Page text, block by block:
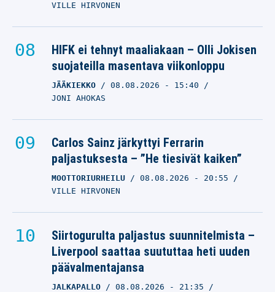
VILLE HIRVONEN
HIFK ei tehnyt maaliakaan – Olli Jokisen
suojateilla masentava viikonloppu
JÄÄKIEKKO 08.08.2026 - 15:40
JONI AHOKAS
Carlos Sainz järkyttyi Ferrarin
paljastuksesta – ”He tiesivät kaiken”
MOOTTORIURHEILU 08.08.2026 - 20:55
VILLE HIRVONEN
Siirtogurulta paljastus suunnitelmista –
Liverpool saattaa suututtaa heti uuden
päävalmentajansa
JALKAPALLO 08.08.2026 - 21:35